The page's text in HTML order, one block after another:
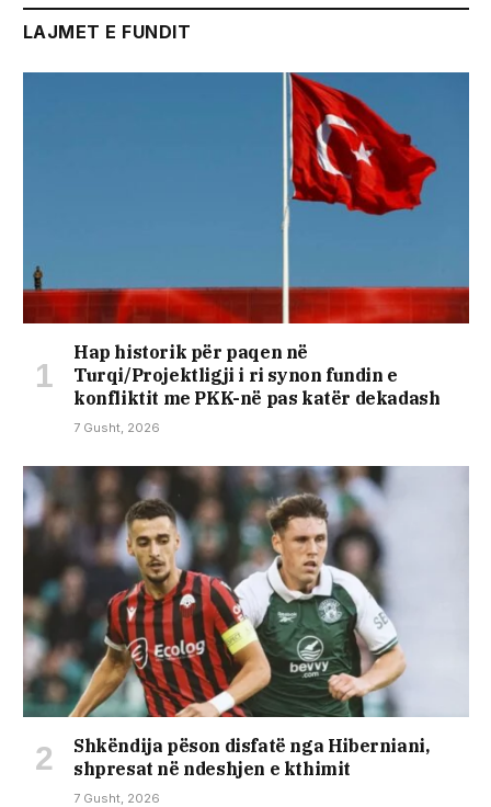
LAJMET E FUNDIT
Hap historik për paqen në
Turqi/Projektligji i ri synon fundin e
konfliktit me PKK-në pas katër dekadash
7 Gusht, 2026
Shkëndija pëson disfatë nga Hiberniani,
shpresat në ndeshjen e kthimit
7 Gusht, 2026